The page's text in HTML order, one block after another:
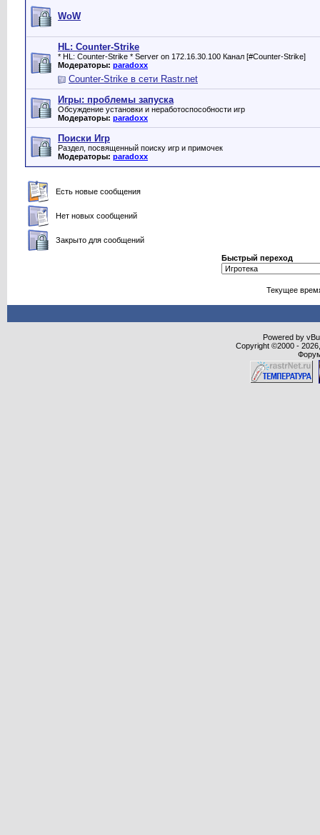
WoW
HL: Counter-Strike
* HL: Counter-Strike * Server on 172.16.30.100 Канал [#Counter-Strike]
Модераторы: paradoxx
Counter-Strike в сети Rastr.net
Игры: проблемы запуска
Обсуждение установки и неработоспособности игр
Модераторы: paradoxx
Поиски Игр
Раздел, посвященный поиску игр и примочек
Модераторы: paradoxx
Есть новые сообщения
Нет новых сообщений
Закрыто для сообщений
Быстрый переход
Текущее
Powered by
Copyright ©2000 -